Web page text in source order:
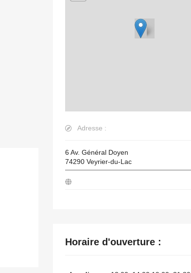
Adresse :
6 Av. Général Doyen
74290 Veyrier-du-Lac
Horaire d'ouverture :